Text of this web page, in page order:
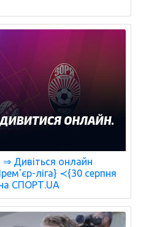
Дивіться онлайн
ліга} ≺{30 серпня
СПОРТ.UA